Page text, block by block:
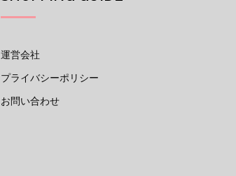
運営会社
プライバシーポリシー
お問い合わせ